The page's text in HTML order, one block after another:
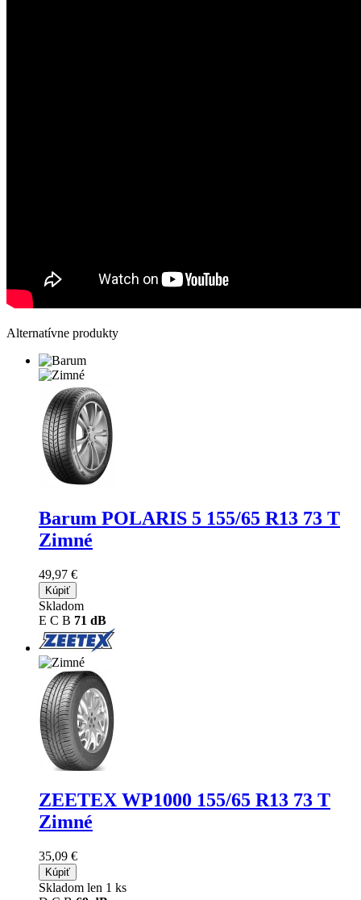
Alternatívne produkty
Barum POLARIS 5 155/65 R13 73 T
Zimné
49,97 €
Kúpiť
Skladom
E C B 71 dB
ZEETEX WP1000 155/65 R13 73 T
Zimné
35,09 €
Kúpiť
Skladom len 1 ks